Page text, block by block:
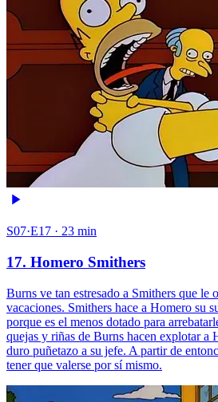
S07·E17 · 23 min
17. Homero Smithers
Burns ve tan estresado a Smithers que le
vacaciones. Smithers hace a Homero su
porque es el menos dotado para
quejas y riñas de Burns hacen explotar a
duro puñetazo a su jefe. A partir de
tener que valerse por sí mismo.